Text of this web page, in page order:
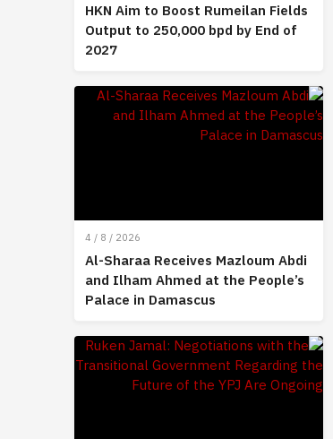
HKN Aim to Boost Rumeilan Fields
Output to 250,000 bpd by End of
2027
4 / 8 / 2026
Al-Sharaa Receives Mazloum Abdi
and Ilham Ahmed at the People’s
Palace in Damascus